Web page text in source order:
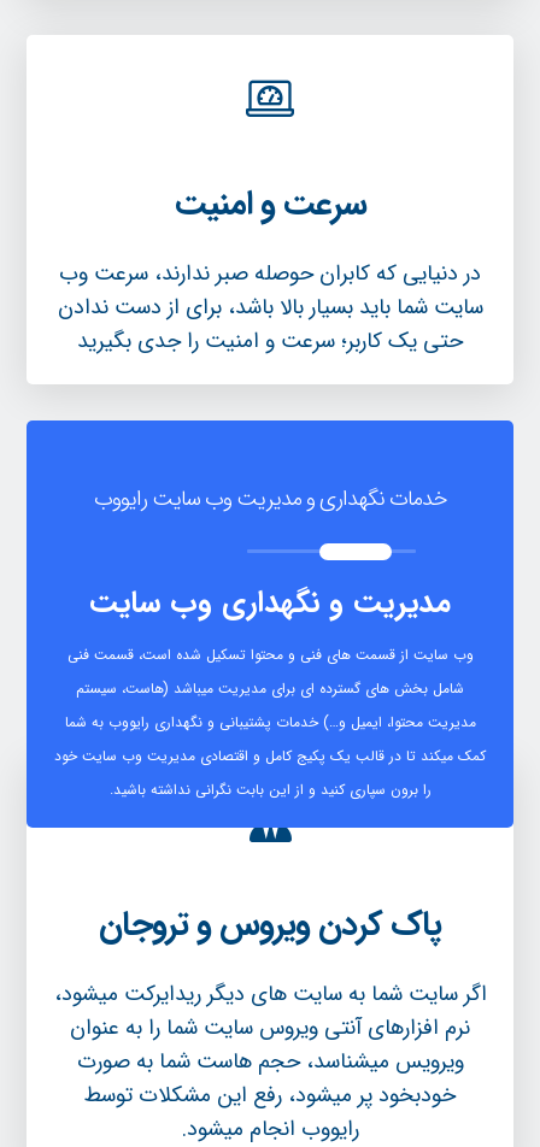
سرعت و امنیت
در دنیایی که کابران حوصله صبر ندارند، سرعت وب
سایت شما باید بسیار بالا باشد، برای از دست ندادن
حتی یک کاربر؛ سرعت و امنیت را جدی بگیرید
خدمات نگهداری و مدیریت وب سایت رایووب
مدیریت و نگهداری وب سایت
وب سایت از قسمت های فنی و محتوا تسکیل شده است، قسمت فنی
شامل بخش های گسترده ای برای مدیریت میباشد (هاست، سیستم
مدیریت محتوا، ایمیل و…) خدمات پشتیبانی و نگهداری رایووب به شما
کمک میکند تا در قالب یک پکیج کامل و اقتصادی مدیریت وب سایت خود
را برون سپاری کنید و از این بابت نگرانی نداشته باشید.
پاک کردن ویروس و تروجان
اگر سایت شما به سایت های دیگر ریدایرکت میشود،
نرم افزارهای آنتی ویروس سایت شما را به عنوان
ویرویس میشناسد، حجم هاست شما به صورت
خودبخود پر میشود، رفع این مشکلات توسط
رایووب انجام میشود.